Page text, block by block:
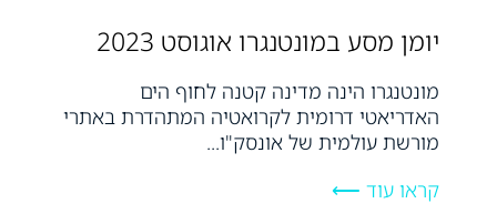
יומן מסע במונטנגרו אוגוסט 2023
מונטנגרו הינה מדינה קטנה לחוף הים
האדריאטי דרומית לקרואטיה המתהדרת באתרי
מורשת עולמית של אונסק"ו...
קראו עוד ⟵